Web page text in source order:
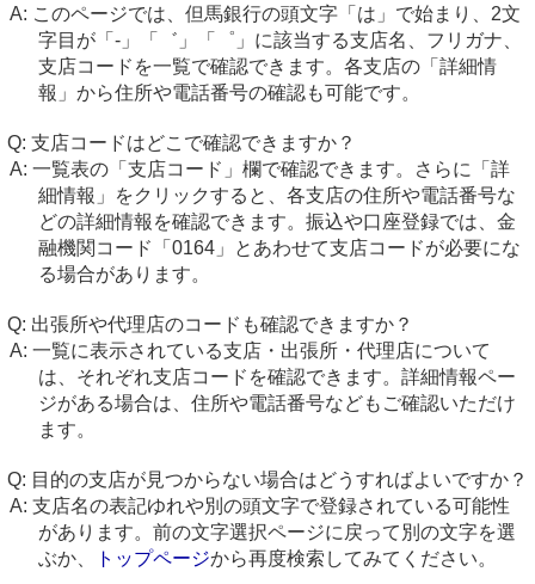
このページでは、但馬銀行の頭文字「は」で始まり、2文
字目が「-」「゛」「゜」に該当する支店名、フリガナ、
支店コードを一覧で確認できます。各支店の「詳細情
報」から住所や電話番号の確認も可能です。
支店コードはどこで確認できますか？
一覧表の「支店コード」欄で確認できます。さらに「詳
細情報」をクリックすると、各支店の住所や電話番号な
どの詳細情報を確認できます。振込や口座登録では、金
融機関コード「0164」とあわせて支店コードが必要にな
る場合があります。
出張所や代理店のコードも確認できますか？
一覧に表示されている支店・出張所・代理店について
は、それぞれ支店コードを確認できます。詳細情報ペー
ジがある場合は、住所や電話番号などもご確認いただけ
ます。
目的の支店が見つからない場合はどうすればよいですか？
支店名の表記ゆれや別の頭文字で登録されている可能性
があります。前の文字選択ページに戻って別の文字を選
ぶか、
トップページから再度検索してみてください。